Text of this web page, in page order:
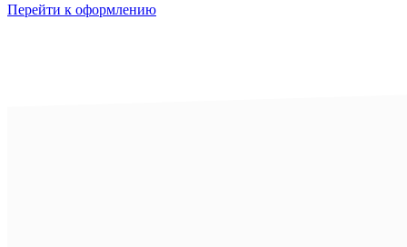
Перейти к оформлению